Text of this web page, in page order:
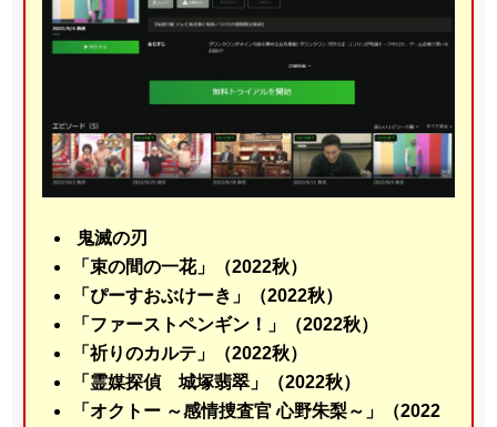
鬼滅の刃
「束の間の一花」（2022秋）
「ぴーすおぶけーき」（2022秋）
「ファーストペンギン！」（2022秋）
「祈りのカルテ」（2022秋）
「霊媒探偵 城塚翡翠」（2022秋）
「オクトー ～感情捜査官 心野朱梨～」（2022